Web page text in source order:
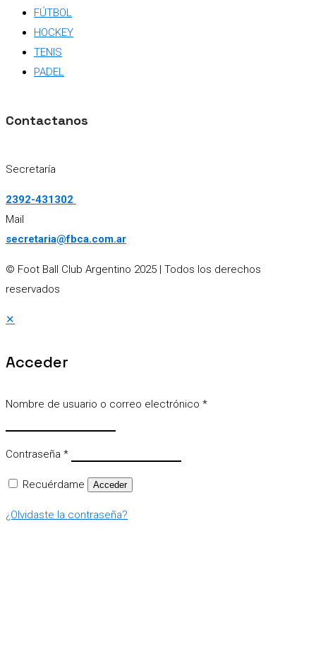
FÚTBOL
HOCKEY
TENIS
PADEL
Contactanos
Secretaría
2392-431302
Mail
secretaria@fbca.com.ar
© Foot Ball Club Argentino 2025 | Todos los derechos
reservados
✕
Acceder
Nombre de usuario o correo electrónico *
Contraseña *
Recuérdame Acceder
¿Olvidaste la contraseña?